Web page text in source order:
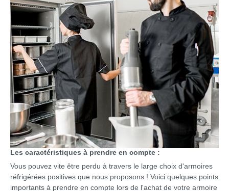
Les caractéristiques à prendre en compte :
Vous pouvez vite être perdu à travers le large choix d'armoires
réfrigérées positives que nous proposons ! Voici quelques points
importants à prendre en compte lors de l'achat de votre armoire